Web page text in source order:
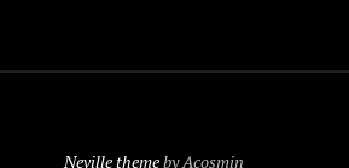
Neville themeby Acosmin